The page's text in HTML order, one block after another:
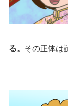
る。 その正体は